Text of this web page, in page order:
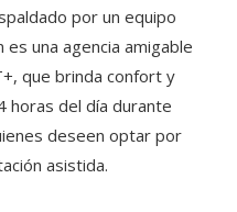
por un equipo
una agencia amigable
que brinda confort y
horas del día durante
deseen optar por
asistida.